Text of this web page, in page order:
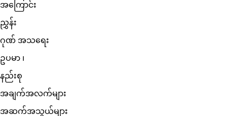
အကြောင်း
ညွှန်း
ဂုဏ် အသရေး
ဥပမာ ၊
နည်းစု
အချက်အလက်များ
အဆက်အသွယ်များ